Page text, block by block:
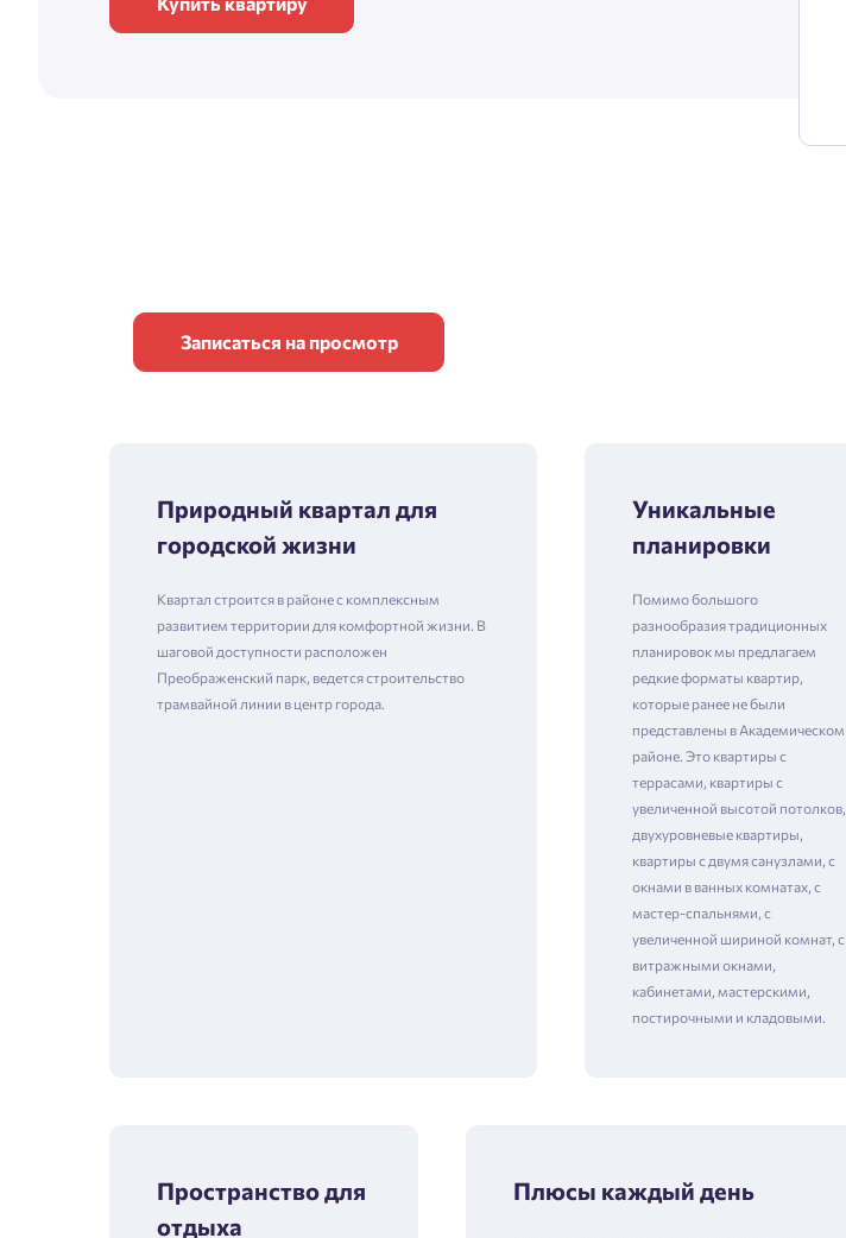
Записаться на просмотр
Природный квартал для
городской жизни
Квартал строится в районе с комплексным
развитием территории для комфортной жизни. В
шаговой доступности расположен
Преображенский парк, ведется строительство
трамвайной линии в центр города.
Уникальные
планировки
Помимо большого
разнообразия традиционных
планировок мы предлагаем
редкие форматы квартир,
которые ранее не были
представлены в Академическом
районе. Это квартиры с
террасами, квартиры с
увеличенной высотой потолков,
двухуровневые квартиры,
квартиры с двумя санузлами, с
окнами в ванных комнатах, с
мастер-спальнями, с
увеличенной шириной комнат, с
витражными окнами,
кабинетами, мастерскими,
постирочными и кладовыми.
Пространство для
отдыха
Плюсы каждый день